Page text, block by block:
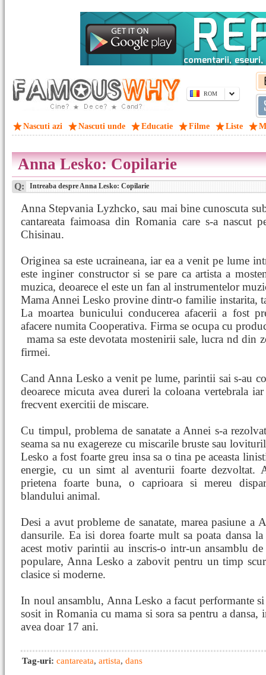
ROM
Nascuti azi Nascuti unde Educatie Filme Liste
Anna Lesko: Copilarie
Q: Intreaba despre Anna Lesko: Copilarie
Anna Stepvania Lyzhcko, sau mai bine cunoscuta
cantareata faimoasa din Romania care s-a nascut
Chisinau.
Originea sa este ucraineana, iar ea a venit pe lume
este inginer constructor si se pare ca artista a
muzica, deoarece el este un fan al instrumentelor
Mama Annei Lesko provine dintr-o familie instarita,
La moartea bunicului conducerea afacerii a fost
afacere numita Cooperativa. Firma se ocupa cu
mama sa este devotata mostenirii sale, lucra nd din
firmei.
Cand Anna Lesko a venit pe lume, parintii sai s-au
deoarece micuta avea dureri la coloana vertebrala
frecvent exercitii de miscare.
Cu timpul, problema de sanatate a Annei s-a
seama sa nu exagereze cu miscarile bruste sau
Lesko a fost foarte greu insa sa o tina pe aceasta
energie, cu un simt al aventurii foarte dezvoltat.
prietena foarte buna, o caprioara si mereu
blandului animal.
Desi a avut probleme de sanatate, marea pasiune a
dansurile. Ea isi dorea foarte mult sa poata dansa
acest motiv parintii au inscris-o intr-un ansamblu
populare, Anna Lesko a zabovit pentru un timp
clasice si moderne.
In noul ansamblu, Anna Lesko a facut performante
sosit in Romania cu mama si sora sa pentru a dansa,
avea doar 17 ani.
Tag-uri: cantareata, artista, dans